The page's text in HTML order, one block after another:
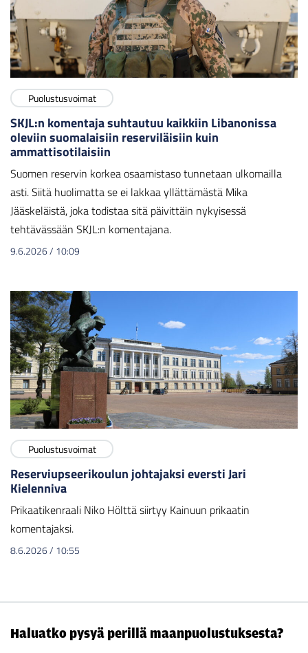
Puolustusvoimat
SKJL:n komentaja suhtautuu kaikkiin Libanonissa
oleviin suomalaisiin reserviläisiin kuin
ammattisotilaisiin
Suomen reservin korkea osaamistaso tunnetaan ulkomailla
asti. Siitä huolimatta se ei lakkaa yllättämästä Mika
Jääskeläistä, joka todistaa sitä päivittäin nykyisessä
tehtävässään SKJL:n komentajana.
9.6.2026/ 10:09
Puolustusvoimat
Reserviupseerikoulun johtajaksi eversti Jari
Kielenniva
Prikaatikenraali Niko Hölttä siirtyy Kainuun prikaatin
komentajaksi.
8.6.2026/ 10:55
Haluatko pysyä perillä maanpuolustuksesta?